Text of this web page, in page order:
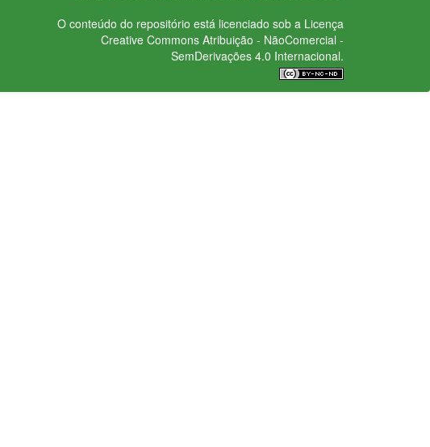
O conteúdo do repositório está licenciado sob a Licença
Creative CommonsAtribuição - NãoComercial -
SemDerivações 4.0 Internacional.